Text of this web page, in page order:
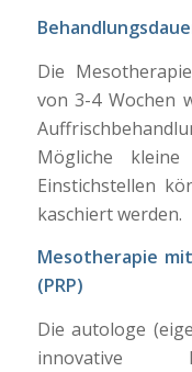
Die
von 3-4 Wochen
Mögliche
Einstichstellen
kaschiert werden.
Mesotherapie
(PRP)
Die autologe
innovative